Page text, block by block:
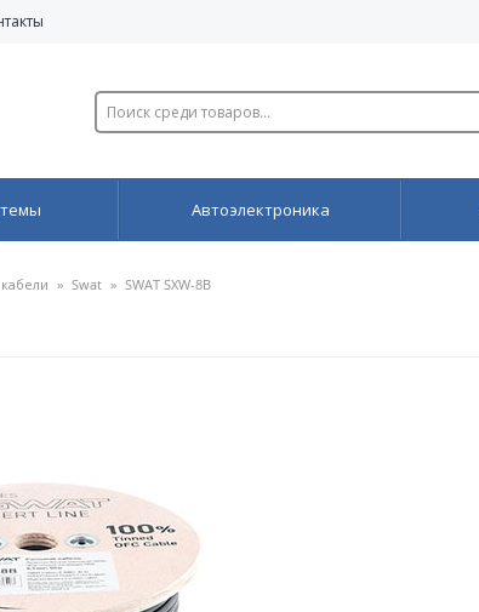
Автоэлектроника
» Swat » SWAT SXW-8B